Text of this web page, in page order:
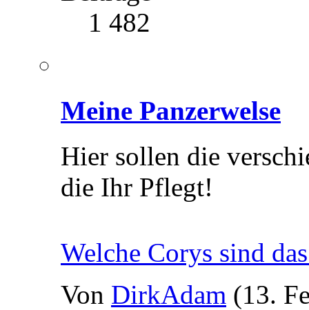
1 482
Meine Panzerwelse
Hier sollen die
die Ihr Pflegt!
Welche Corys sind
Von DirkAdam (13.